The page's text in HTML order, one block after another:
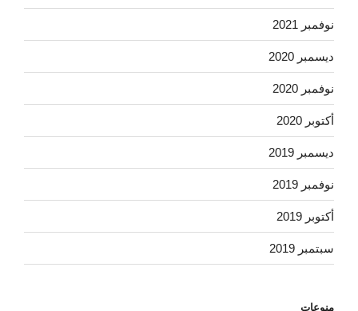
نوفمبر 2021
ديسمبر 2020
نوفمبر 2020
أكتوبر 2020
ديسمبر 2019
نوفمبر 2019
أكتوبر 2019
سبتمبر 2019
منوعات